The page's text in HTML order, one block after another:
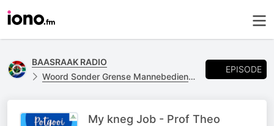
BAASRAAK RADIO
Woord Sonder Grense Mannebediening
EPISODE
My kneg Job - Prof Theo